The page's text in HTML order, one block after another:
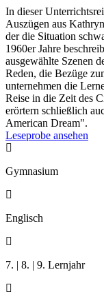
In dieser
Auszügen aus
der die Situation
1960er Jahre
ausgewählte Szenen
Reden, die Bezüge
unternehmen die
Reise in die Zeit des
erörtern schließlich
American Dream".
Leseprobe ansehen

Gymnasium

Englisch

7. | 8. | 9. Lernjahr
